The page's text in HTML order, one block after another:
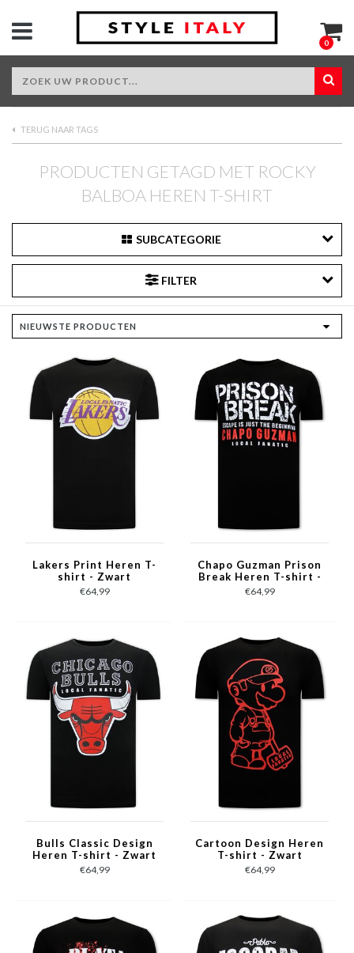
0
TERUG NAAR TAGS
PRODUCTEN GETAGD MET ROCKY
BALBOA HEREN T-SHIRT
SUBCATEGORIE
FILTER
Lakers Print Heren T-
shirt - Zwart
€64,99
Chapo Guzman Prison
Break Heren T-shirt -
Zwart
€64,99
Bulls Classic Design
Heren T-shirt - Zwart
€64,99
Cartoon Design Heren
T-shirt - Zwart
€64,99